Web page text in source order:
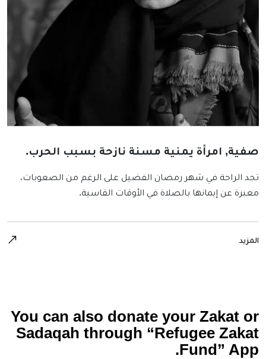
صفية, امرأة يمنية مسنة نازحة بسبب الحرب.
تجد الراحة في شهر رمضان الفضيل على الرغم من الصعوبات،
معبرة عن إيمانها بالصلاة في الأوقات القاسية.
المزيد
You can also donate your Zakat or
Sadaqah through “Refugee Zakat
Fund” App.